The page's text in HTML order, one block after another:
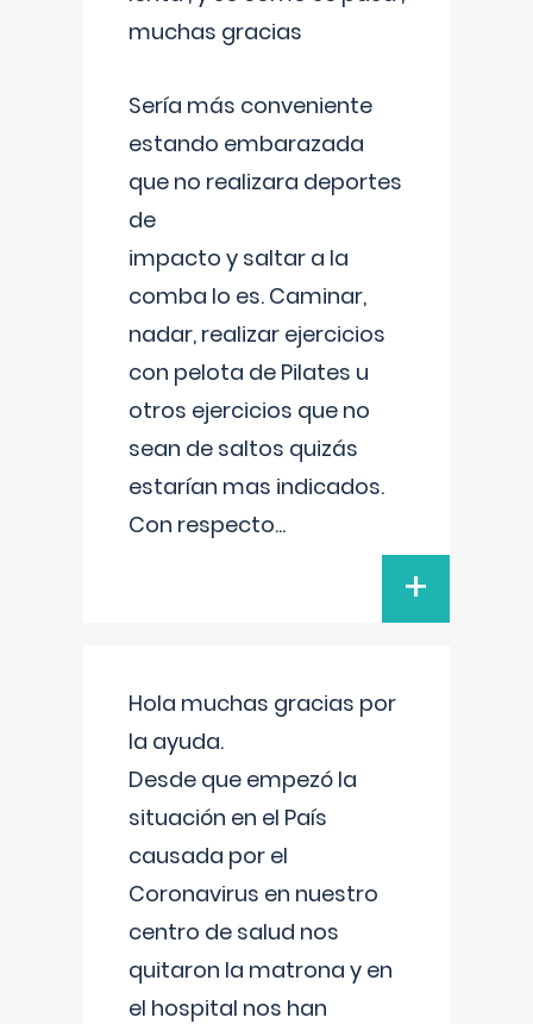
muchas gracias
Sería más conveniente
estando embarazada
que no realizara deportes
de
impacto y saltar a la
comba lo es. Caminar,
nadar, realizar ejercicios
con pelota de Pilates u
otros ejercicios que no
sean de saltos quizás
estarían mas indicados.
Con respecto...
+
Hola muchas gracias por
la ayuda.
Desde que empezó la
situación en el País
causada por el
Coronavirus en nuestro
centro de salud nos
quitaron la matrona y en
el hospital nos han